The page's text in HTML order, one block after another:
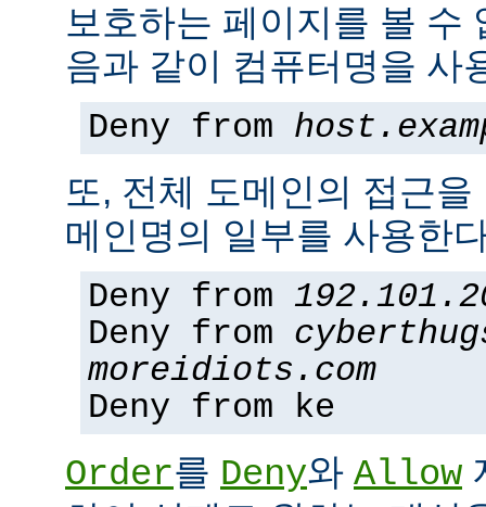
보호하는 페이지를 볼 수
음과 같이 컴퓨터명을 사
Deny from
또, 전체 도메인의 접근
메인명의 일부를 사용한
Deny from
Deny from
moreidiots.com
Deny from ke
Order를 Deny와 Allow